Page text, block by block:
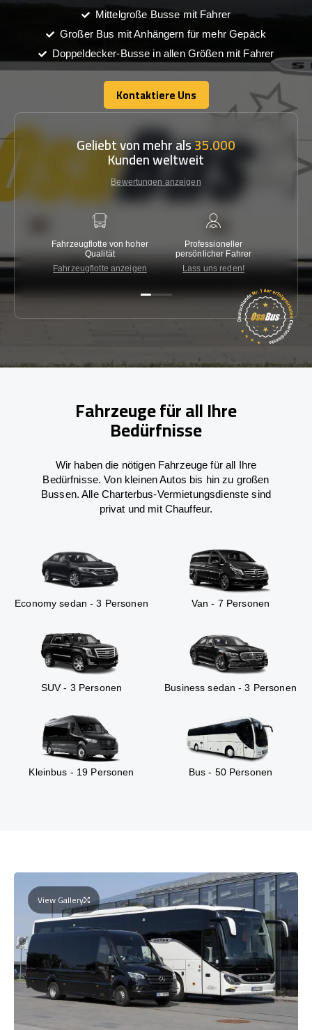
Mittelgroße Busse mit Fahrer
Großer Bus mit Anhängern für mehr Gepäck
Doppeldecker-Busse in allen Größen mit Fahrer
Kontaktiere Uns
Kontaktiere Uns
Geliebt von mehr als35.000
Kunden weltweit
Bewertungen anzeigen
Fahrzeugflotte von hoher
Qualität
Fahrzeugflotte anzeigen
Professioneller
persönlicher Fahrer
Lass uns reden!
Fahrzeuge für all Ihre
Bedürfnisse
Wir haben die nötigen Fahrzeuge für all Ihre
Bedürfnisse. Von kleinen Autos bis hin zu großen
Bussen. Alle Charterbus-Vermietungsdienste sind
privat und mit Chauffeur.
Economy sedan - 3 Personen Van - 7 Personen
SUV - 3 Personen Business sedan - 3 Personen
Kleinbus - 19 Personen Bus - 50 Personen
View Gallery